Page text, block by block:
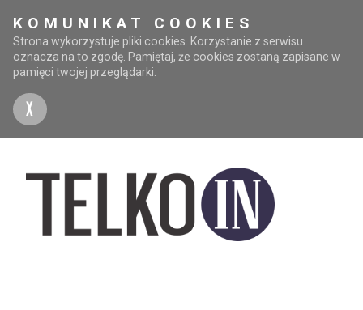
KOMUNIKAT COOKIES
Strona wykorzystuje pliki cookies. Korzystanie z serwisu
oznacza na to zgodę. Pamiętaj, że cookies zostaną zapisane w
pamięci twojej przeglądarki.
X